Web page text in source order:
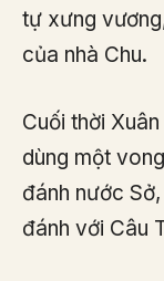
tự xưng
của nhà Chu.
Cuối thời
dùng một
đánh nước
đánh với Câu